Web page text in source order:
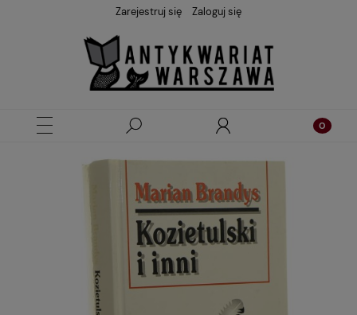
Zarejestruj się Zaloguj się